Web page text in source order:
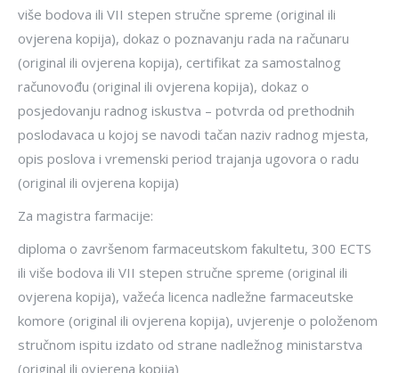
više bodova ili VII stepen stručne spreme (original ili
ovjerena kopija), dokaz o poznavanju rada na računaru
(original ili ovjerena kopija), certifikat za samostalnog
računovođu (original ili ovjerena kopija), dokaz o
posjedovanju radnog iskustva – potvrda od prethodnih
poslodavaca u kojoj se navodi tačan naziv radnog mjesta,
opis poslova i vremenski period trajanja ugovora o radu
(original ili ovjerena kopija)
Za magistra farmacije:
diploma o završenom farmaceutskom fakultetu, 300 ECTS
ili više bodova ili VII stepen stručne spreme (original ili
ovjerena kopija), važeća licenca nadležne farmaceutske
komore (original ili ovjerena kopija), uvjerenje o položenom
stručnom ispitu izdato od strane nadležnog ministarstva
(original ili ovjerena kopija)